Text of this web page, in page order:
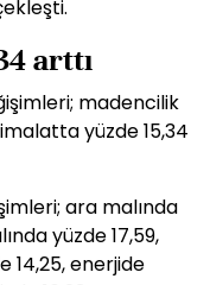
arttı
madencilik
yüzde 15,34
ara malında
yüzde 17,59,
14,25, enerjide